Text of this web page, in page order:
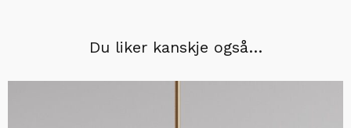
Du liker kanskje også…